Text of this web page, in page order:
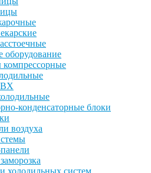
компрессорные
конденсаторные блоки
воздуха
холодильных систем